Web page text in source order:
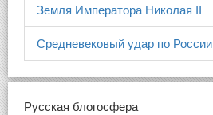
Земля Императора Николая II
Средневековый удар по России
Русская блогосфера